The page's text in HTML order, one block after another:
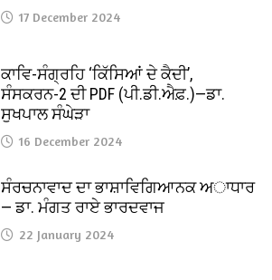
17 December 2024
ਕਾਵਿ-ਸੰਗ੍ਰਹਿ ‘ਕਿੱਸਿਆਂ ਦੇ ਕੈਦੀ’,
ਸੰਸਕਰਨ-2 ਦੀ PDF (ਪੀ.ਡੀ.ਐਫ਼.)—ਡਾ.
ਸੁਖਪਾਲ ਸੰਘੇੜਾ
16 December 2024
ਸੰਰਚਨਾਵਾਦ ਦਾ ਭਾਸ਼ਾਵਿਗਿਆਨਕ ਅਾਧਾਰ
— ਡਾ. ਮੰਗਤ ਰਾਏ ਭਾਰਦਵਾਜ
22 January 2024